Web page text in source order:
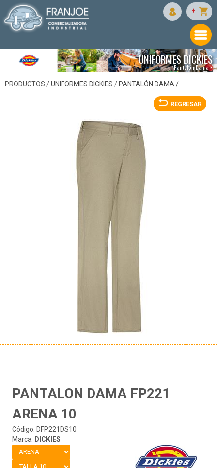
+
UNIFORMES DICKIES
Pantalón Dama •
PRODUCTOS /UNIFORMES DICKIES / PANTALÓN DAMA /
REGRESAR
PANTALON DAMA FP221
ARENA 10
Código: DFP221DS10
Marca: DICKIES